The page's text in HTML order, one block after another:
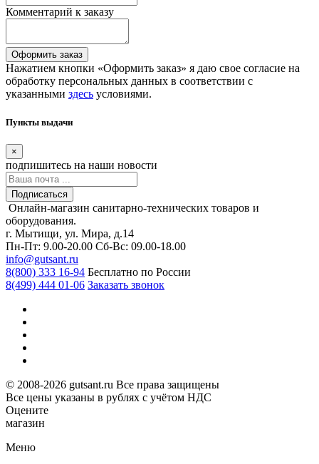
Комментарий к заказу
Оформить заказ
Нажатием кнопки «Оформить заказ» я даю свое согласие на
обработку персональных данных в соответствии с
указанными здесь условиями.
Пункты выдачи
×
подпишитесь на наши новости
Подписаться
Онлайн-магазин санитарно-технических товаров и
оборудования.
г. Мытищи, ул. Мира, д.14
Пн-Пт: 9.00-20.00 Сб-Вс: 09.00-18.00
info@gutsant.ru
8(800) 333 16-94 Бесплатно по России
8(499) 444 01-06 Заказать звонок
© 2008-2026 gutsant.ru Все права защищены
Все цены указаны в рублях с учётом НДС
Оцените
магазин
Меню